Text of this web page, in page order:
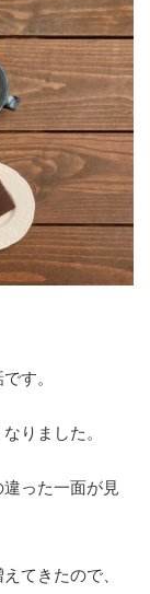
す。
りました。
った一面が見
てきたので、